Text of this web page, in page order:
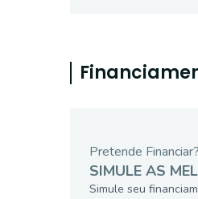
Pretende Financiar?
SIMULE AS
Simule seu